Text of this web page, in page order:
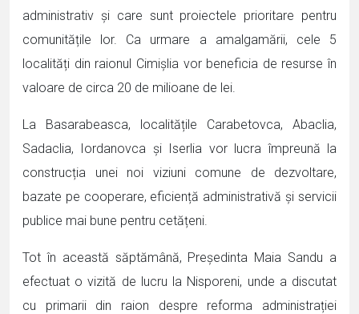
administrativ și care sunt proiectele prioritare pentru
comunitățile lor. Ca urmare a amalgamării, cele 5
localități din raionul Cimișlia vor beneficia de resurse în
valoare de circa 20 de milioane de lei.
La Basarabeasca, localitățile Carabetovca, Abaclia,
Sadaclia, Iordanovca și Iserlia vor lucra împreună la
construcția unei noi viziuni comune de dezvoltare,
bazate pe cooperare, eficiență administrativă și servicii
publice mai bune pentru cetățeni.
Tot în această săptămână, Președinta Maia Sandu a
efectuat o vizită de lucru la Nisporeni, unde a discutat
cu primarii din raion despre reforma administrației